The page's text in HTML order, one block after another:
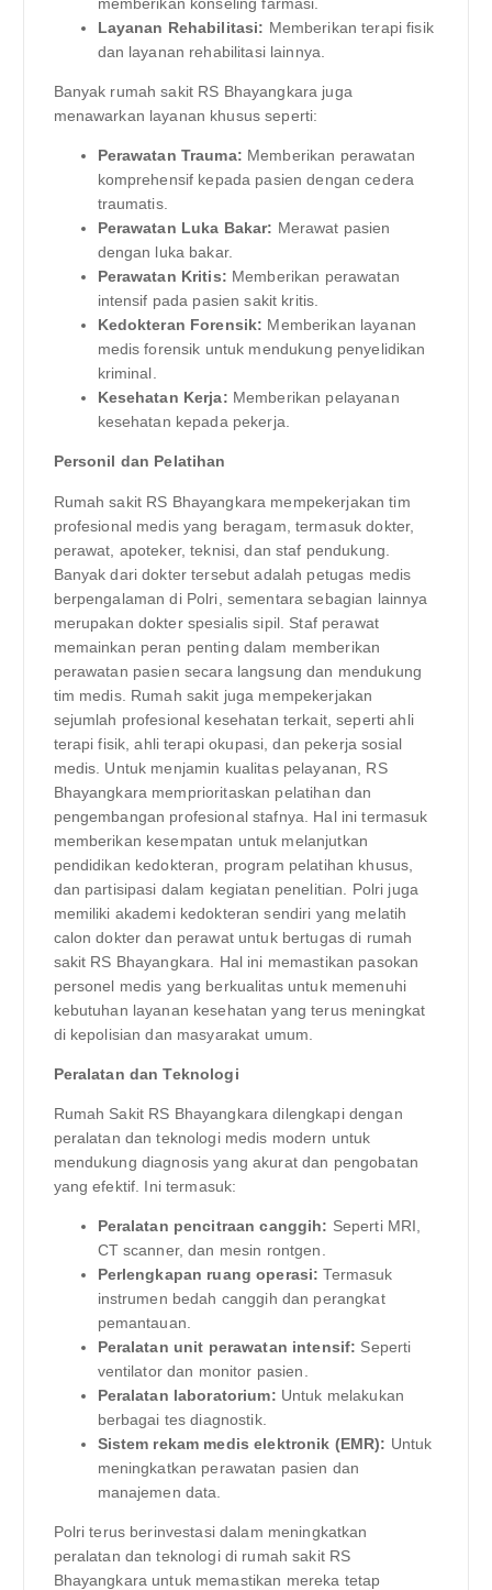
memberikan konseling farmasi.
Layanan Rehabilitasi: Memberikan terapi fisik
dan layanan rehabilitasi lainnya.
Banyak rumah sakit RS Bhayangkara juga
menawarkan layanan khusus seperti:
Perawatan Trauma: Memberikan perawatan
komprehensif kepada pasien dengan cedera
traumatis.
Perawatan Luka Bakar: Merawat pasien
dengan luka bakar.
Perawatan Kritis: Memberikan perawatan
intensif pada pasien sakit kritis.
Kedokteran Forensik: Memberikan layanan
medis forensik untuk mendukung penyelidikan
kriminal.
Kesehatan Kerja: Memberikan pelayanan
kesehatan kepada pekerja.
Personil dan Pelatihan
Rumah sakit RS Bhayangkara mempekerjakan tim
profesional medis yang beragam, termasuk dokter,
perawat, apoteker, teknisi, dan staf pendukung.
Banyak dari dokter tersebut adalah petugas medis
berpengalaman di Polri, sementara sebagian lainnya
merupakan dokter spesialis sipil. Staf perawat
memainkan peran penting dalam memberikan
perawatan pasien secara langsung dan mendukung
tim medis. Rumah sakit juga mempekerjakan
sejumlah profesional kesehatan terkait, seperti ahli
terapi fisik, ahli terapi okupasi, dan pekerja sosial
medis. Untuk menjamin kualitas pelayanan, RS
Bhayangkara memprioritaskan pelatihan dan
pengembangan profesional stafnya. Hal ini termasuk
memberikan kesempatan untuk melanjutkan
pendidikan kedokteran, program pelatihan khusus,
dan partisipasi dalam kegiatan penelitian. Polri juga
memiliki akademi kedokteran sendiri yang melatih
calon dokter dan perawat untuk bertugas di rumah
sakit RS Bhayangkara. Hal ini memastikan pasokan
personel medis yang berkualitas untuk memenuhi
kebutuhan layanan kesehatan yang terus meningkat
di kepolisian dan masyarakat umum.
Peralatan dan Teknologi
Rumah Sakit RS Bhayangkara dilengkapi dengan
peralatan dan teknologi medis modern untuk
mendukung diagnosis yang akurat dan pengobatan
yang efektif. Ini termasuk:
Peralatan pencitraan canggih: Seperti MRI,
CT scanner, dan mesin rontgen.
Perlengkapan ruang operasi: Termasuk
instrumen bedah canggih dan perangkat
pemantauan.
Peralatan unit perawatan intensif: Seperti
ventilator dan monitor pasien.
Peralatan laboratorium: Untuk melakukan
berbagai tes diagnostik.
Sistem rekam medis elektronik (EMR): Untuk
meningkatkan perawatan pasien dan
manajemen data.
Polri terus berinvestasi dalam meningkatkan
peralatan dan teknologi di rumah sakit RS
Bhayangkara untuk memastikan mereka tetap